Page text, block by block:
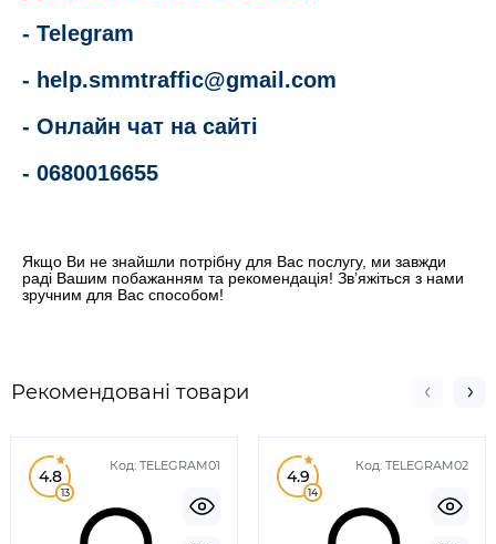
- Telegram
- help.smmtraffic@gmail.com
- Онлайн чат на сайті
- 0680016655
Якщо Ви не знайшли потрібну для Вас послугу, ми завжди
раді Вашим побажанням та рекомендація! Зв’яжіться з нами
зручним для Вас способом!
Рекомендовані товари
Код: TELEGRAM01
4.8
13
Код: TELEGRAM02
4.9
14